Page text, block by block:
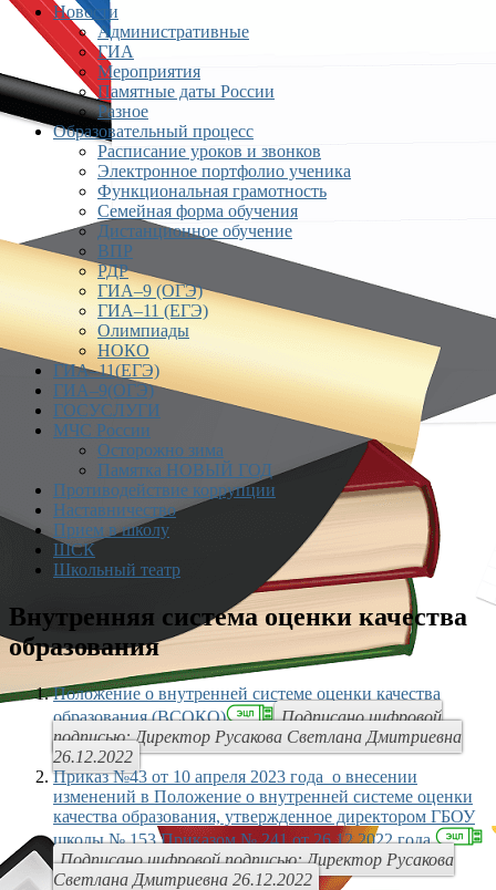
Новости
Административные
ГИА
Мероприятия
Памятные даты России
Разное
Образовательный процесс
Расписание уроков и звонков
Электронное портфолио ученика
Функциональная грамотность
Семейная форма обучения
Дистанционное обучение
ВПР
РДР
ГИА–9 (ОГЭ)
ГИА–11 (ЕГЭ)
Олимпиады
НОКО
ГИА–11(ЕГЭ)
ГИА–9(ОГЭ)
ГОСУСЛУГИ
МЧС России
Осторожно зима
Памятка НОВЫЙ ГОД
Противодействие коррупции
Наставничество
Прием в школу
ШСК
Школьный театр
Внутренняя система оценки качества
образования
Положение о внутренней системе оценки качества
образования (ВСОКО)
Подписано цифровой
подписью: Директор Русакова Светлана Дмитриевна
26.12.2022
Приказ №43 от 10 апреля 2023 года о внесении
изменений в Положение о внутренней системе оценки
качества образования, утвержденное директором ГБОУ
школы № 153 Приказом № 241 от 26.12.2022 года
Подписано цифровой подписью: Директор Русакова
Светлана Дмитриевна 26.12.2022